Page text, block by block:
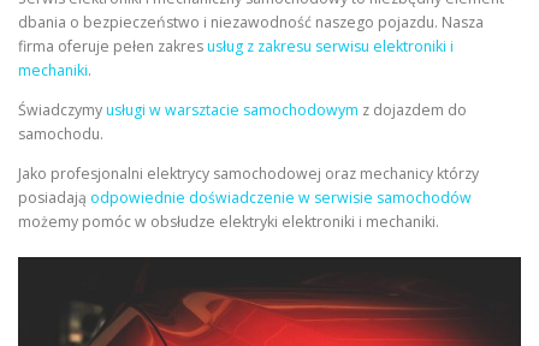
dbania o bezpieczeństwo i niezawodność naszego pojazdu. Nasza
firma oferuje pełen zakresusług z zakresu serwisu elektroniki i
mechaniki.
Świadczymyusługi w warsztacie samochodowym z dojazdem do
samochodu.
Jako profesjonalni elektrycy samochodowej oraz mechanicy którzy
posiadają odpowiednie doświadczenie w serwisie samochodów
możemy pomóc w obsłudze elektryki elektroniki i mechaniki.